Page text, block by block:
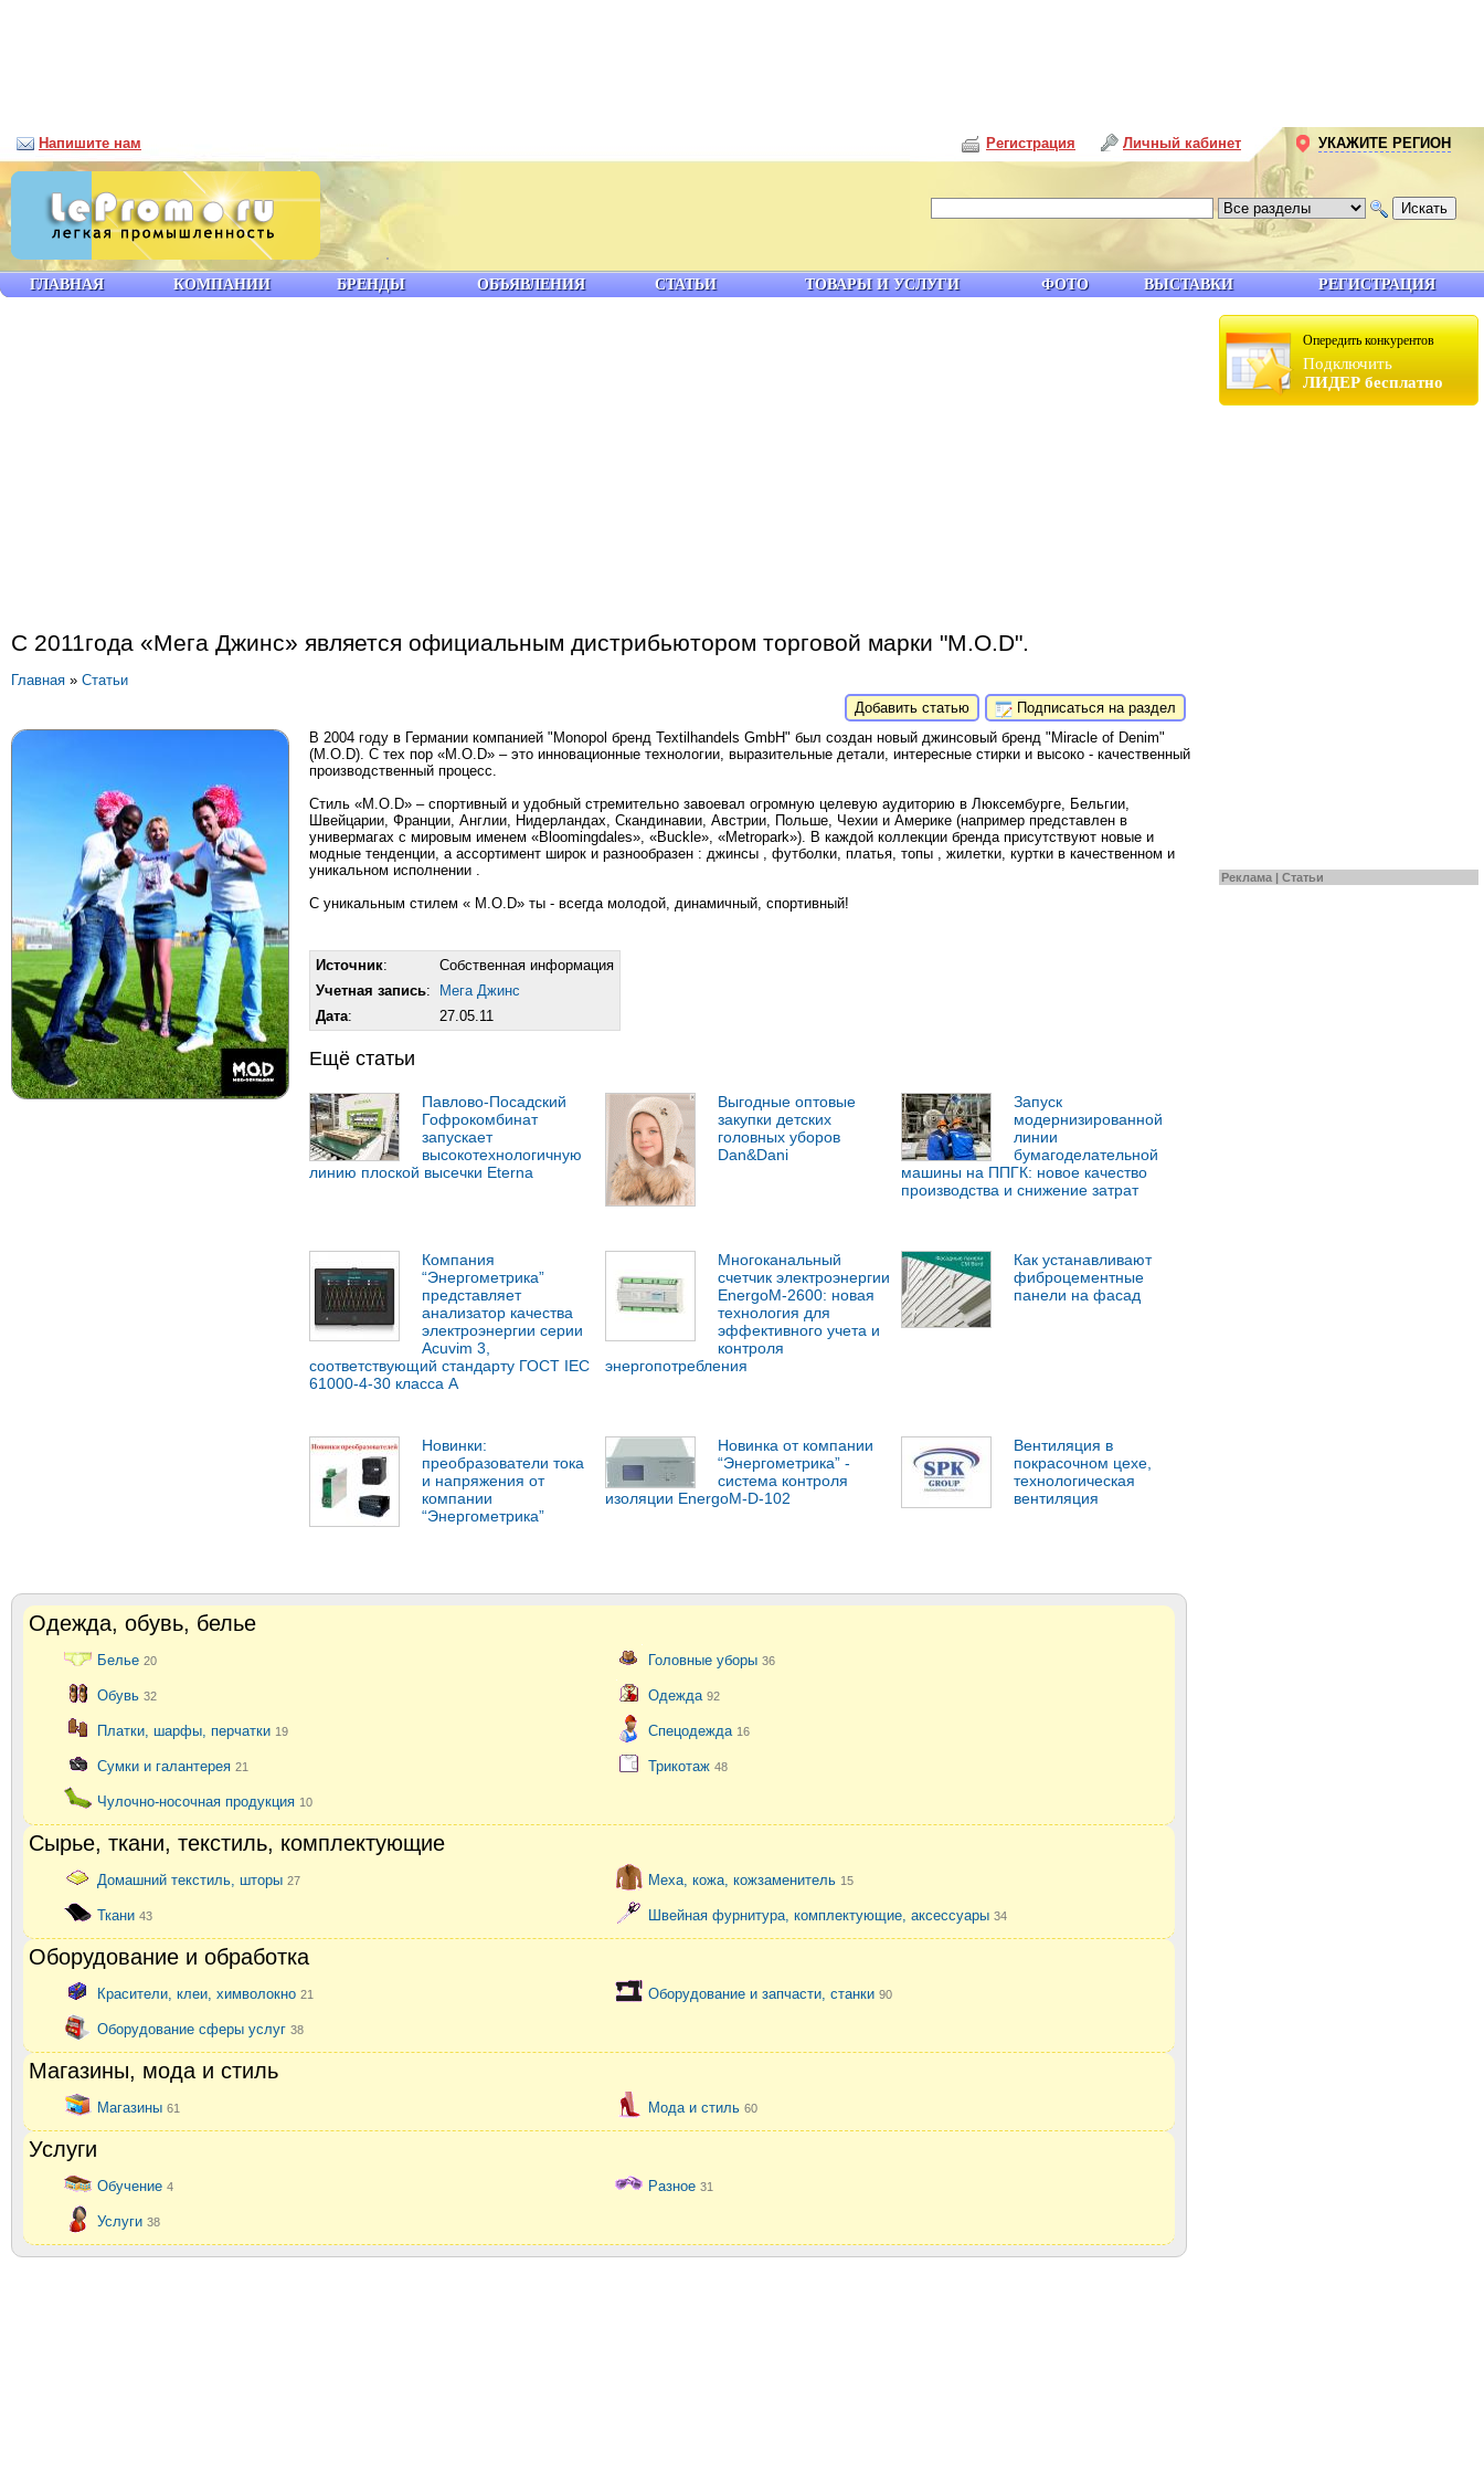
Опередить конкурентов
Подключить
ЛИДЕР бесплатно
Реклама | Статьи
C 2011года «Мега Джинс» является официальным дистрибьютором торговой марки "M.O.D".
Главная » Статьи
Добавить статью
Подписаться на раздел
В 2004 году в Германии компанией "Monopol бренд Textilhandels GmbH" был создан новый джинсовый бренд "Miracle of Denim"
(M.O.D). С тех пор «M.O.D» – это инновационные технологии, выразительные детали, интересные стирки и высоко - качественный
производственный процесс.
Стиль «M.O.D» – спортивный и удобный стремительно завоевал огромную целевую аудиторию в Люксембурге, Бельгии,
Швейцарии, Франции, Англии, Нидерландах, Скандинавии, Австрии, Польше, Чехии и Америке (например представлен в
универмагах с мировым именем «Bloomingdales», «Buckle», «Metropark»). В каждой коллекции бренда присутствуют новые и
модные тенденции, а ассортимент широк и разнообразен : джинсы , футболки, платья, топы , жилетки, куртки в качественном и
уникальном исполнении .
С уникальным стилем « M.O.D» ты - всегда молодой, динамичный, спортивный!
Источник:
Собственная информация
Учетная запись:
Мега Джинс
Дата: 27.05.11
Ещё статьи
Павлово-Посадский
Гофрокомбинат
запускает
высокотехнологичную
линию плоской высечки Eterna
Выгодные оптовые
закупки детских
головных уборов
Dan&Dani
Запуск
модернизированной
линии
бумагоделательной
машины на ППГК: новое качество
производства и снижение затрат
Компания
“Энергометрика”
представляет
анализатор качества
электроэнергии серии
Acuvim 3,
соответствующий стандарту ГОСТ IEC
61000-4-30 класса А
Многоканальный
счетчик электроэнергии
EnergoM-2600: новая
технология для
эффективного учета и
контроля
энергопотребления
Как устанавливают
фиброцементные
панели на фасад
Новинки:
преобразователи тока
и напряжения от
компании
“Энергометрика”
Новинка от компании
“Энергометрика” -
система контроля
изоляции EnergoM-D-102
Вентиляция в
покрасочном цехе,
технологическая
вентиляция
Одежда, обувь, белье
Белье 20 Головные уборы 36
Обувь 32 Одежда 92
Платки, шарфы, перчатки 19 Спецодежда 16
Сумки и галантерея 21 Трикотаж 48
Чулочно-носочная продукция 10
Сырье, ткани, текстиль, комплектующие
Домашний текстиль, шторы 27 Меха, кожа, кожзаменитель 15
Ткани 43 Швейная фурнитура, комплектующие, аксессуары 34
Оборудование и обработка
Красители, клеи, химволокно 21 Оборудование и запчасти, станки 90
Оборудование сферы услуг 38
Магазины, мода и стиль
Магазины 61 Мода и стиль 60
Услуги
Обучение 4 Разное 31
Услуги 38
ГЛАВНАЯ КОМПАНИИ БРЕНДЫ ОБЪЯВЛЕНИЯ СТАТЬИ ТОВАРЫ И УСЛУГИ ФОТО ВЫСТАВКИ РЕГИСТРАЦИЯ
Напишите нам Личный кабинет
Регистрация УКАЖИТЕ РЕГИОН